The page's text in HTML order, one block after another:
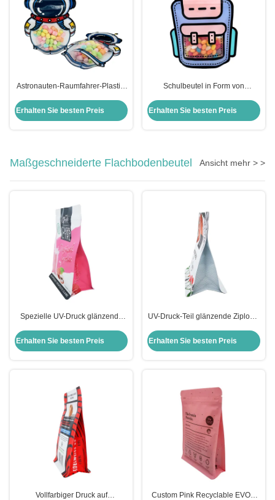
Astronauten-Raumfahrer-Plastik-
Ziplock-Taschen zum Verpacken
von Keksen Trockene Nahrung
Erhalten Sie besten Preis
Schulbeutel in Form von
klares Fenster für Lebensmittel
Erhalten Sie besten Preis
Maßgeschneiderte Flachbodenbeutel Ansicht mehr > >
Spezielle UV-Druck glänzende
Gusset-Tasche mit
Erhalten Sie besten Preis
UV-Druck-Teil glänzende Ziplock-
Lebensmittelverpackungen
Erhalten Sie besten Preis
Vollfarbiger Druck auf
Custom Pink Recyclable EVOH